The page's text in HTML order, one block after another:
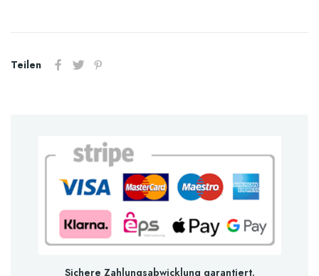
Teilen
Sichere Zahlungsabwicklung garantiert.